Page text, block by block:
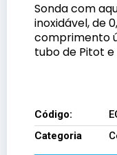
Sonda com
inoxidável, de
comprimento
tubo de Pitot
Código:
Categoria